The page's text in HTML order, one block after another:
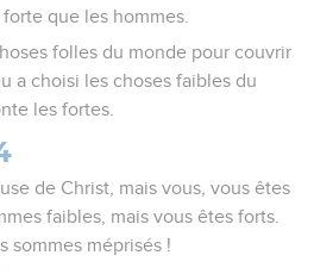
que les hommes.
folles du monde pour couvrir
a choisi les choses faibles du
les fortes.
de Christ, mais vous, vous êtes
faibles, mais vous êtes forts.
sommes méprisés !